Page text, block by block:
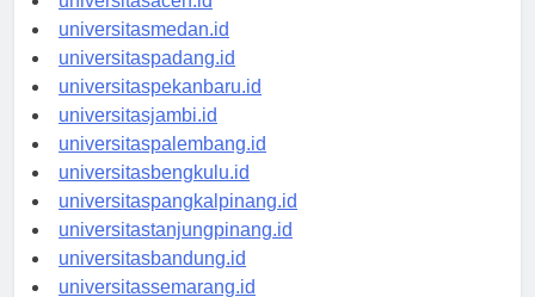
universitasaceh.id
universitasmedan.id
universitaspadang.id
universitaspekanbaru.id
universitasjambi.id
universitaspalembang.id
universitasbengkulu.id
universitaspangkalpinang.id
universitastanjungpinang.id
universitasbandung.id